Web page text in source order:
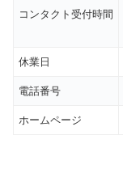
コンタクト受付時間
休業日
電話番号
ホームページ